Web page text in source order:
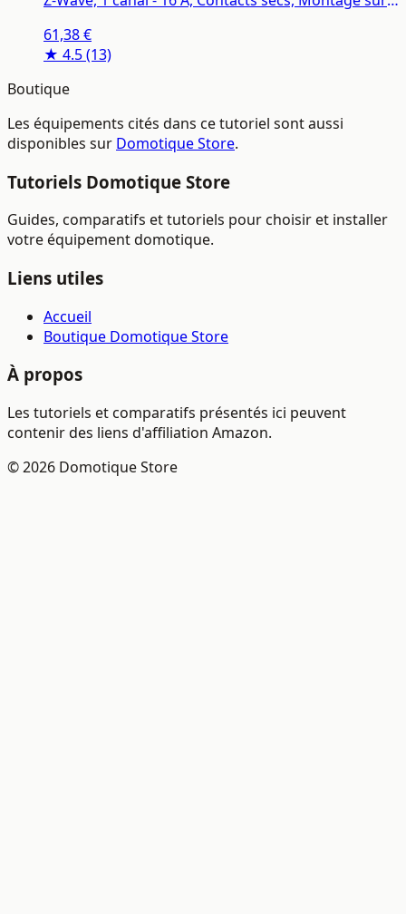
requise
61,38 €
★ 4.5(13)
Boutique
Les équipements cités dans ce tutoriel sont aussi
disponibles sur Domotique Store.
Tutoriels Domotique Store
Guides, comparatifs et tutoriels pour choisir et installer
votre équipement domotique.
Liens utiles
Accueil
Boutique Domotique Store
À propos
Les tutoriels et comparatifs présentés ici peuvent
contenir des liens d'affiliation Amazon.
© 2026 Domotique Store